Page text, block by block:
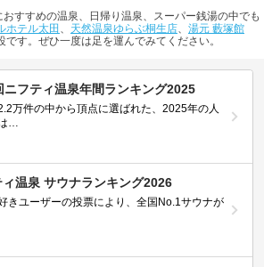
すすめの温泉、日帰り温泉、スーパー銭湯の中でも
ホテル太田 、 天然温泉ゆらぶ桐生店、 湯元 藪塚館
です。ぜひ一度は足を運んでみてください。
ニフティ温泉年間ランキング2025
万件の中から頂点に選ばれた、2025年の人
…
ィ温泉 サウナランキング2026
きユーザーの投票により、全国No.1サウナが